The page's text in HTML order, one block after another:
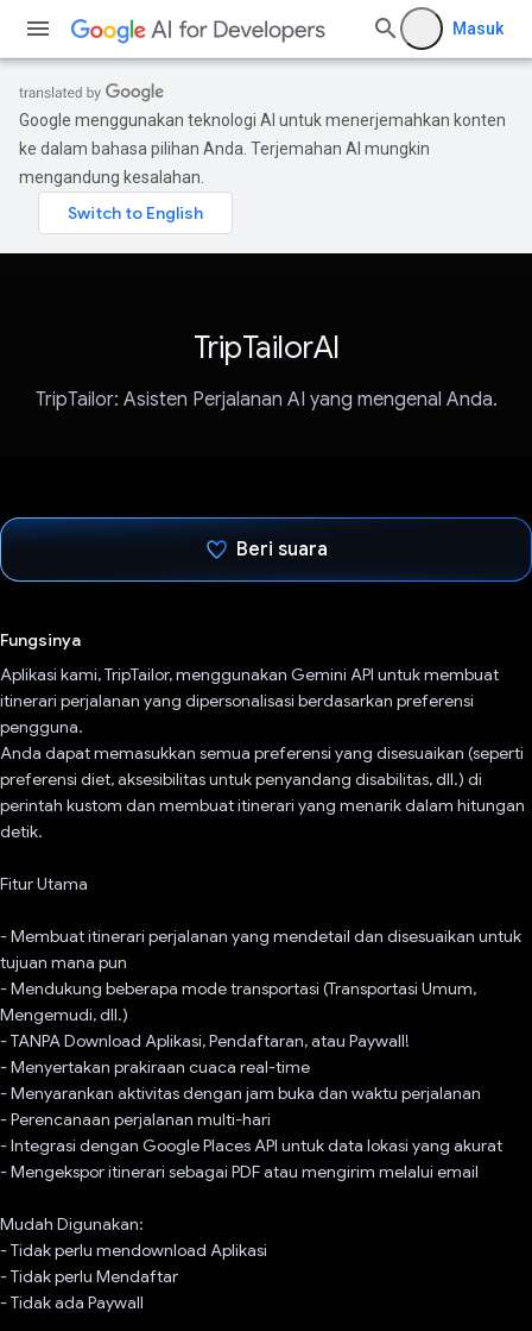
Masuk
Google menggunakan teknologi AI untuk menerjemahkan konten
ke dalam bahasa pilihan Anda. Terjemahan AI mungkin
mengandung kesalahan.
TripTailorAI
TripTailor: Asisten Perjalanan AI yang mengenal Anda.
Beri suara
Fungsinya
Aplikasi kami, TripTailor, menggunakan Gemini API untuk membuat
itinerari perjalanan yang dipersonalisasi berdasarkan preferensi
pengguna.
Anda dapat memasukkan semua preferensi yang disesuaikan (seperti
preferensi diet, aksesibilitas untuk penyandang disabilitas, dll.) di
perintah kustom dan membuat itinerari yang menarik dalam hitungan
detik.
Fitur Utama
- Membuat itinerari perjalanan yang mendetail dan disesuaikan untuk
tujuan mana pun
- Mendukung beberapa mode transportasi (Transportasi Umum,
Mengemudi, dll.)
- TANPA Download Aplikasi, Pendaftaran, atau Paywall!
- Menyertakan prakiraan cuaca real-time
- Menyarankan aktivitas dengan jam buka dan waktu perjalanan
- Perencanaan perjalanan multi-hari
- Integrasi dengan Google Places API untuk data lokasi yang akurat
- Mengekspor itinerari sebagai PDF atau mengirim melalui email
Mudah Digunakan:
- Tidak perlu mendownload Aplikasi
- Tidak perlu Mendaftar
- Tidak ada Paywall